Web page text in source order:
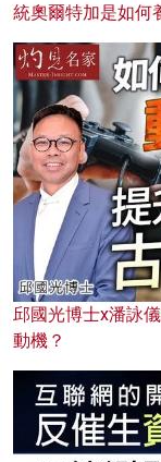
統奧爾特加是如何
邱國光博士x潘詠
動機？